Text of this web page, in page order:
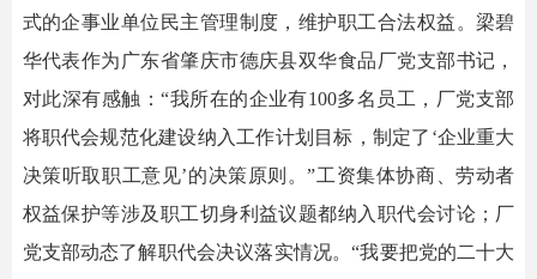
式的企事业单位民主管理制度，维护职工合法权益。梁碧
华代表作为广东省肇庆市德庆县双华食品厂党支部书记，
对此深有感触：“我所在的企业有100多名员工，厂党支部
将职代会规范化建设纳入工作计划目标，制定了‘企业重大
决策听取职工意见’的决策原则。”工资集体协商、劳动者
权益保护等涉及职工切身利益议题都纳入职代会讨论；厂
党支部动态了解职代会决议落实情况。“我要把党的二十大